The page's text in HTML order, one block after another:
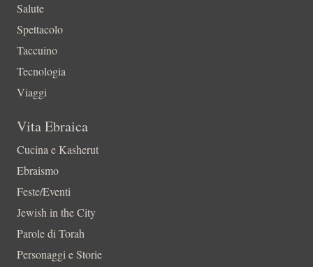
Salute
Spettacolo
Taccuino
Tecnologia
Viaggi
Vita Ebraica
Cucina e Kasherut
Ebraismo
Feste/Eventi
Jewish in the City
Parole di Torah
Personaggi e Storie